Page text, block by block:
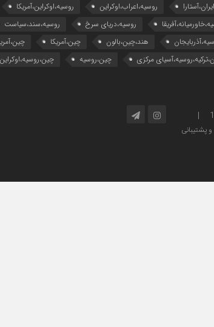
روسیه،اعراب،اوکراین روسیه،اوکراین،آمریکا
روسیه،دریای سرخ روسیه،سند،سیاست
هند،چین،بالون چین،آمریکا
مرکزی چین،روسیه چین،روسیه،اوکراین
آدرس: تهران – خیابان ولیعصر – بالاتر از پارک ساعی – کوچه امینی، پلاک 2 – واحد 8 | کدپستی: 1434734368 |
پشتیبانی